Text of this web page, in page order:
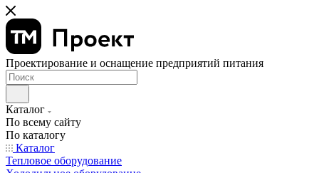
Проектирование и оснащение предприятий питания
Каталог
По всему сайту
По каталогу
Каталог
Тепловое оборудование